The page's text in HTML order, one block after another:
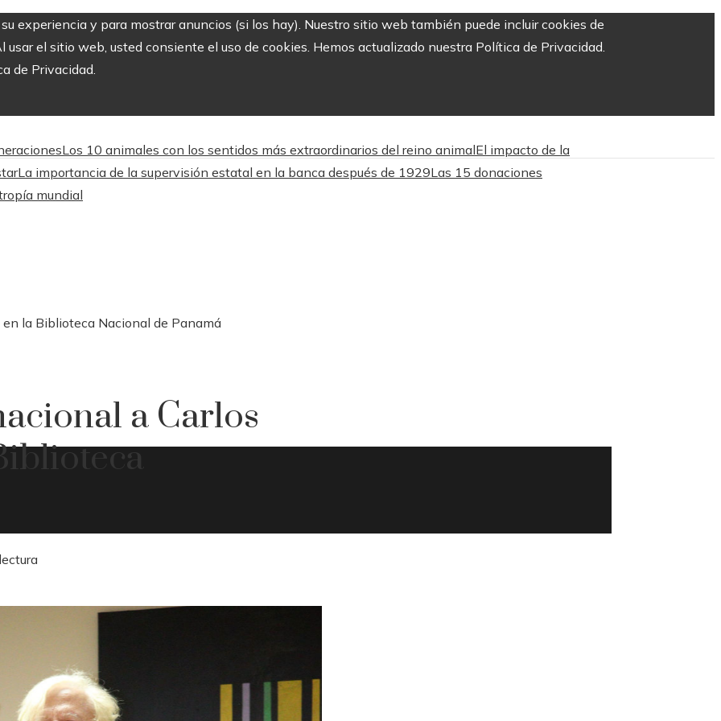
experiencia y para mostrar anuncios (si los hay). Nuestro sitio web también puede incluir cookies de
el sitio web, usted consiente el uso de cookies. Hemos actualizado nuestra Política de Privacidad.
de Privacidad.
Los 10 animales con los sentidos más extraordinarios del reino animalEl impacto de la
La importancia de la supervisión estatal en la banca después de 1929Las 15 donaciones
mundial
la Biblioteca Nacional de Panamá
a Carlos